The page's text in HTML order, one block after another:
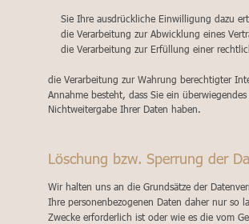
Sie Ihre ausdrückliche Einwilligung dazu
die Verarbeitung zur Abwicklung eines
die Verarbeitung zur Erfüllung einer
die Verarbeitung zur Wahrung berechtigter
Annahme besteht, dass Sie ein
Nichtweitergabe Ihrer Daten haben.
Löschung bzw. Sperrung der
Wir halten uns an die Grundsätze der
Ihre personenbezogenen Daten daher nur
Zwecke erforderlich ist oder wie es die vom